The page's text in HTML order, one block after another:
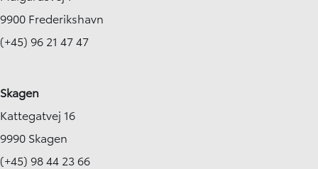
9900 Frederikshavn
(+45) 96 21 47 47
Skagen
Kattegatvej 16
9990 Skagen
(+45) 98 44 23 66